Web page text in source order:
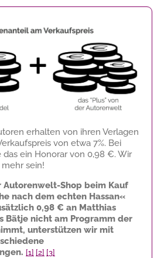
erhalten von ihren Verlagen
von etwa 7%. Bei
ein Honorar von 0,98 €. Wir
sein!
Autorenwelt-Shop beim Kauf
nach dem echten Hassan«
0,98 € an Matthias
Bätje nicht am Programm der
unterstützen wir mit
[1] [2] [3]